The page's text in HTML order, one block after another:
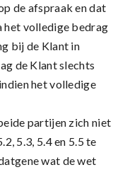
de afspraak en dat
het volledige bedrag
bij de Klant in
de Klant slechts
het volledige
partijen zich niet
5.3, 5.4 en 5.5 te
wat de wet